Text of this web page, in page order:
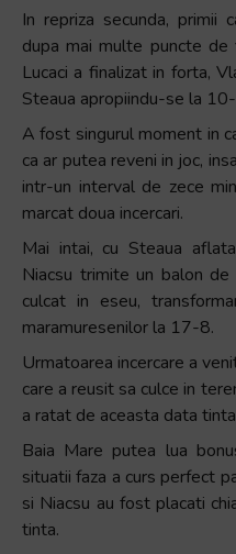
navigate
and
interact
with
content.
In repriza secunda, primii
dupa mai multe puncte
Lucaci a finalizat in forta,
Steaua apropiindu-se la
A fost singurul moment in
ca ar putea reveni in joc,
intr-un interval de zece
marcat doua incercari.
Mai intai, cu Steaua
Niacsu trimite un balon
culcat in eseu,
maramuresenilor la 17-8.
Urmatoarea incercare a
care a reusit sa culce in
a ratat de aceasta data
Baia Mare putea lua
situatii faza a curs perfect
si Niacsu au fost placati
tinta.